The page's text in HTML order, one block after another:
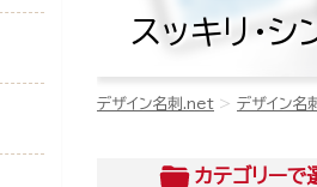
スッキリ・
デザイン名刺.net デザイン名
カテゴリーで